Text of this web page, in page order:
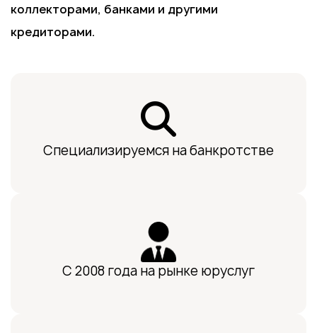
коллекторами, банками и другими
кредиторами.
Специализируемся на банкротстве
С 2008 года на рынке юруслуг